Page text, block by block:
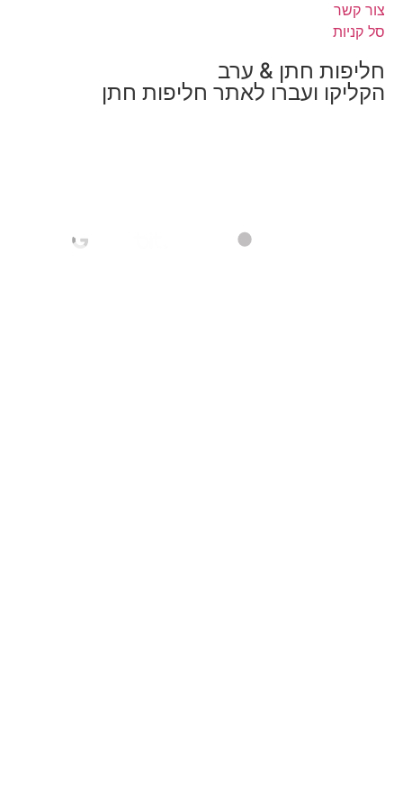
צור קשר
סל קניות
חליפות חתן & ערב
הקליקו ועברו לאתר חליפות חתן